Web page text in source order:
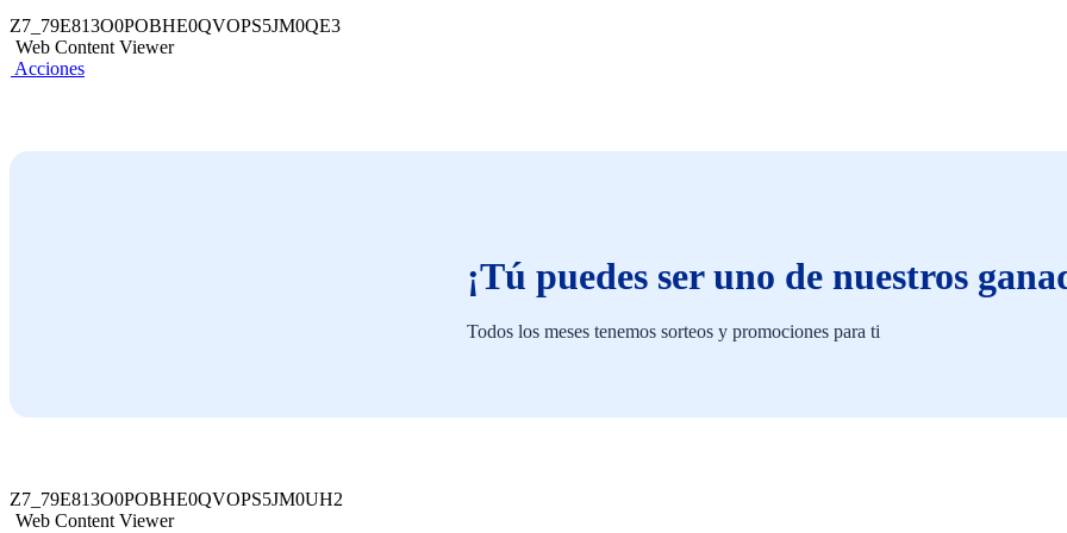
Z7_79E813O0POBHE0QVOPS5JM0QE3
Web Content Viewer
Acciones
¡Tú puedes ser uno de nuestros
Todos los meses tenemos sorteos y promociones para ti
Z7_79E813O0POBHE0QVOPS5JM0UH2
Web Content Viewer